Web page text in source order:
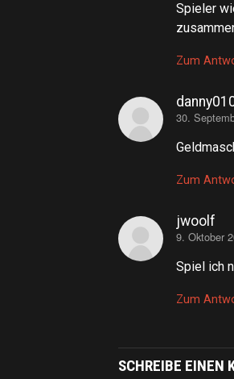
Spieler
Zum
sagt:
30.
Zum
jwoolf
sagt:
9. Oktober
Spiel ich
Zum
SCHREIBE EINEN